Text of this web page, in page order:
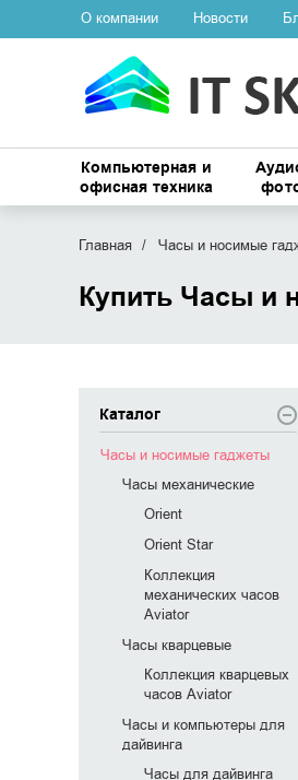
О компании Новости
Компьютерная и
офисная техника
Главная Часы и носимые
Купить Часы и
Каталог
Часы и носимые гаджеты
Часы механические
Orient
Orient Star
Коллекция
механических часов
Aviator
Часы кварцевые
Коллекция кварцевых
часов Aviator
Часы и компьютеры для
дайвинга
Часы для дайвинга